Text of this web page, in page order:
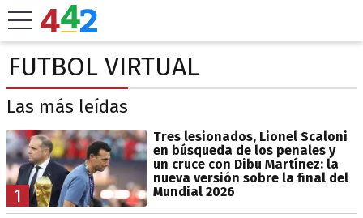
FUTBOL VIRTUAL
Las más leídas
1
Tres lesionados, Lionel Scaloni
en búsqueda de los penales y
un cruce con Dibu Martínez: la
nueva versión sobre la final del
Mundial 2026